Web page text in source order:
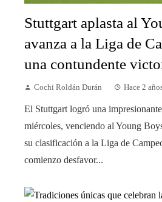
Stuttgart aplasta al
avanza a la Liga de
una contundente
Cochi Roldán Durán Hace 2
El Stuttgart logró una
miércoles, venciendo al Young
su clasificación a la Liga de
comienzo desfavor...